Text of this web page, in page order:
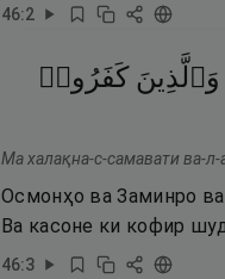
46:2
وَٱلَّذِينَ كَفَرُوا۟
Ма халақна-с-самавати ва-
Осмонҳо ва Заминро
Ва касоне ки кофир
46:3